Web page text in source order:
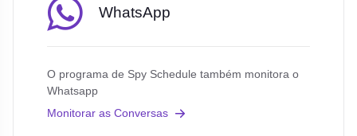
WhatsApp
O programa de Spy Schedule também monitora o
Whatsapp
Monitorar as Conversas